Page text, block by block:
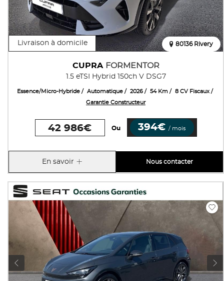
Livraison à domicile
CUPRA FORMENTOR
1.5 eTSI Hybrid 150ch V DSG7
80136 Rivery
Essence/Micro-Hybride Automatique 2026 54 Km
8 CV Fiscaux
Garantie Constructeur
42 986€ Ou 394€ / mois
En savoir Nous contacter